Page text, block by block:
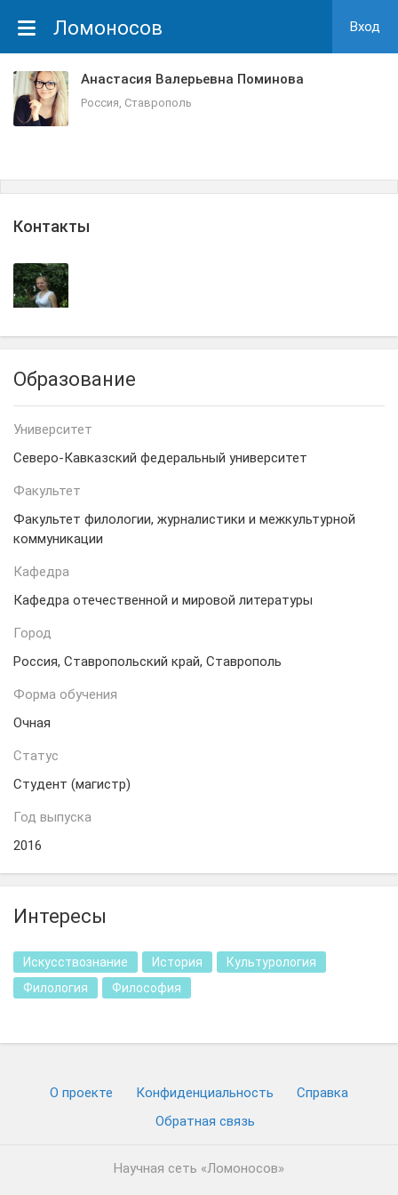
Ломоносов Вход
Анастасия Валерьевна Поминова
Россия, Ставрополь
Контакты
Образование
Университет
Северо-Кавказский федеральный университет
Факультет
Факультет филологии, журналистики и межкультурной
коммуникации
Кафедра
Кафедра отечественной и мировой литературы
Город
Россия, Ставропольский край, Ставрополь
Форма обучения
Очная
Статус
Студент (магистр)
Год выпуска
2016
Интересы
Искусствознание История
Культурология
Филология
Философия
О проекте Конфиденциальность
Cправка
Обратная связь
Научная сеть «Ломоносов»